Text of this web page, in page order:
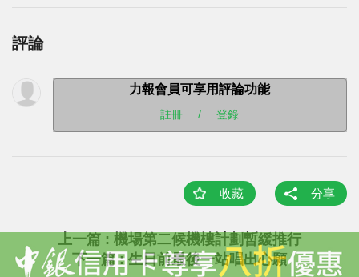
評論
力報會員可享用評論功能
註冊 / 登錄
收藏 分享
上一篇 : 機場第二候機樓計劃暫緩推行
下一篇 : 生日前最後一站唱出心願